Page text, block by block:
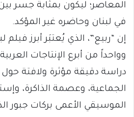
المعاصر؛ ليكون بمثابة جسر
في لبنان وحاضره غير المؤكد.
إن “ربيع”، الذي يُعتبَر أبرز فيلم
دراسة دقيقة مؤثرة ولافتة حول
الجماعية، وعصمة الذاكرة،
الموسيقي الأعمى بركات جبور